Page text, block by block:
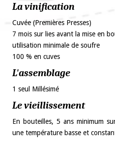
La vinification
Cuvée (Premières Presses)
7 mois sur lies avant la mise en
utilisation minimale de soufre
100 % en cuves
L'assemblage
1 seul Millésimé
Le vieillissement
En bouteilles, 5 ans minimum
une température basse et